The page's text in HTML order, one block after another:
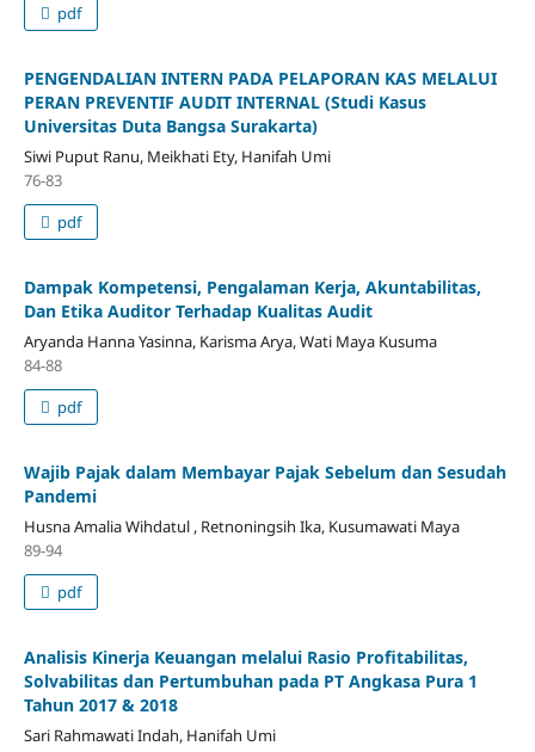
pdf
PENGENDALIAN INTERN PADA PELAPORAN KAS MELALUI
PERAN PREVENTIF AUDIT INTERNAL (Studi Kasus
Universitas Duta Bangsa Surakarta)
Siwi Puput Ranu, Meikhati Ety, Hanifah Umi
76-83
pdf
Dampak Kompetensi, Pengalaman Kerja, Akuntabilitas,
Dan Etika Auditor Terhadap Kualitas Audit
Aryanda Hanna Yasinna, Karisma Arya, Wati Maya Kusuma
84-88
pdf
Wajib Pajak dalam Membayar Pajak Sebelum dan Sesudah
Pandemi
Husna Amalia Wihdatul , Retnoningsih Ika, Kusumawati Maya
89-94
pdf
Analisis Kinerja Keuangan melalui Rasio Profitabilitas,
Solvabilitas dan Pertumbuhan pada PT Angkasa Pura 1
Tahun 2017 & 2018
Sari Rahmawati Indah, Hanifah Umi